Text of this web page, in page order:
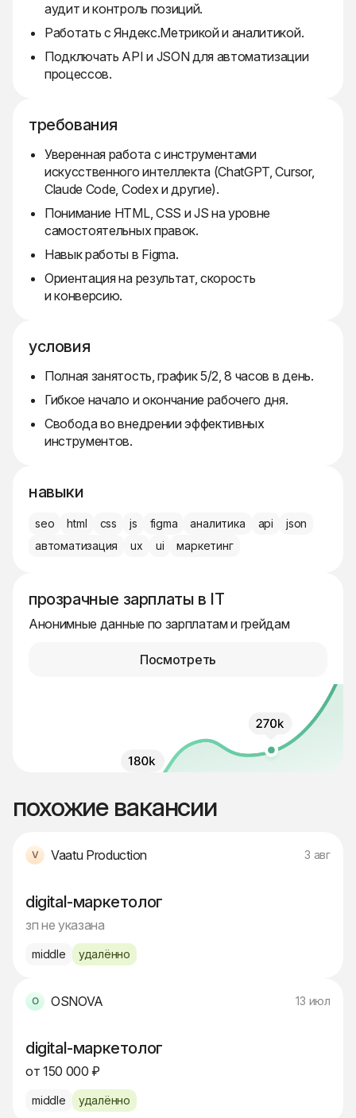
аудит и контроль позиций.
Работать с Яндекс.Метрикой и аналитикой.
Подключать API и JSON для автоматизации
процессов.
требования
Уверенная работа с инструментами
искусственного интеллекта (ChatGPT, Cursor,
Claude Code, Codex и другие).
Понимание HTML, CSS и JS на уровне
самостоятельных правок.
Навык работы в Figma.
Ориентация на результат, скорость
и конверсию.
условия
Полная занятость, график 5/2, 8 часов в день.
Гибкое начало и окончание рабочего дня.
Свобода во внедрении эффективных
инструментов.
навыки
seo html css js figma аналитика api
json
автоматизация
ux ui маркетинг
прозрачные зарплаты в IT
Анонимные данные по зарплатам и грейдам
Посмотреть
похожие вакансии
Vaatu Production 3 авг
digital-маркетолог
зп не указана
middle удалённо
OSNOVA 13 июл
digital-маркетолог
от 150 000 ₽
middle удалённо